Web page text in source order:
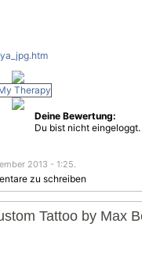
Deine Bewertung:
Du bist nicht eingeloggt.
2013 - 1:25.
zu schreiben
Tattoo by Max